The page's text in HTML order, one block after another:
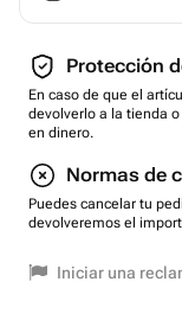
Protección
En caso de que el
devolverlo a la tienda
en dinero.
Normas de
Puedes cancelar tu
devolveremos el
Iniciar una